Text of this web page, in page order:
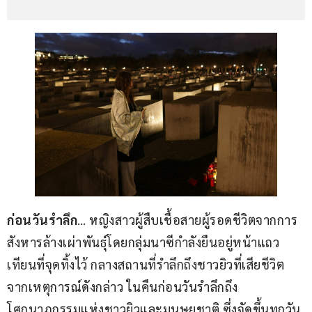
ก่อนวันรำลึก… หญิงสาวผู้สืบเชื้อสายผู้รอดชีวิตจากการ
สังหารล้างเผ่าพันธุ์โดยกลุ่มนาซีกำลังยืนอยู่หน้าแถว
เทียนที่จุดทิ้งไว้ กลางสถานที่รำลึกถึงชาวยิวที่เสียชีวิต
จากเหตุการณ์ดังกล่าว ในคืนก่อนวันรำลึกถึง
โศกนาฏกรรมแห่งชาวยิวและมนุษยชาติ ซึ่งจัดขึ้นทุกวัน